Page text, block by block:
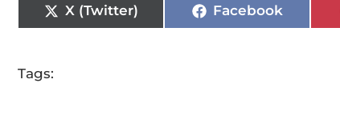
X (Twitter) Facebook
Tags: